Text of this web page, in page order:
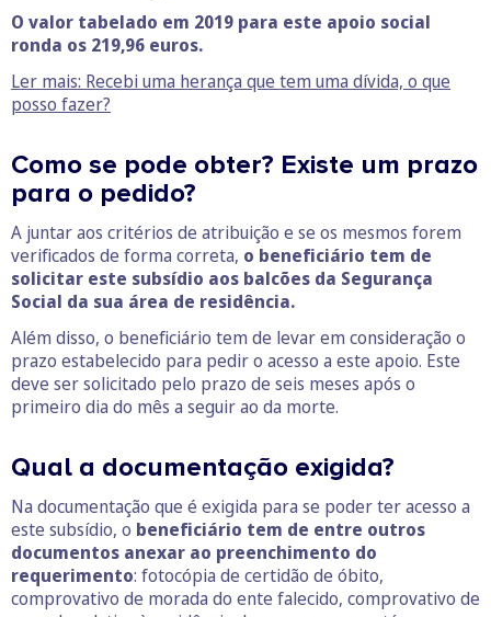
O valor tabelado em 2019 para este apoio social
ronda os 219,96 euros.
Ler mais: Recebi uma herança que tem uma dívida, o que
posso fazer?
Como se pode obter? Existe um prazo
para o pedido?
A juntar aos critérios de atribuição e se os mesmos forem
verificados de forma correta, o beneficiário tem de
solicitar este subsídio aos balcões da Segurança
Social da sua área de residência.
Além disso, o beneficiário tem de levar em consideração o
prazo estabelecido para pedir o acesso a este apoio. Este
deve ser solicitado pelo prazo de seis meses após o
primeiro dia do mês a seguir ao da morte.
Qual a documentação exigida?
Na documentação que é exigida para se poder ter acesso a
este subsídio, o beneficiário tem de entre outros
documentos anexar ao preenchimento do
requerimento: fotocópia de certidão de óbito,
comprovativo de morada do ente falecido, comprovativo de